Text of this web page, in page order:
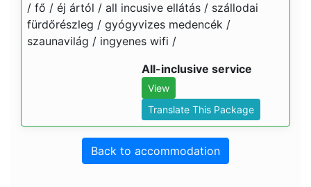
/ fő / éj ártól / all incusive ellátás / szállodai
fürdőrészleg / gyógyvizes medencék /
szaunavilág / ingyenes wifi /
All-inclusive service
View
Translate This Package
Back to accommodation